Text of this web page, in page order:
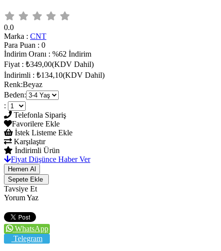
0.0
Marka : CNT
Para Puan : 0
İndirim Oranı : %62 İndirim
Fiyat : ₺349,00(KDV Dahil)
İndirimli : ₺134,10(KDV Dahil)
Renk:Beyaz
Beden:
:
Telefonla Sipariş
Favorilere Ekle
İstek Listeme Ekle
Karşılaştır
İndirimli Ürün
Fiyat Düşünce Haber Ver
Tavsiye Et
Yorum Yaz
WhatsApp
Telegram